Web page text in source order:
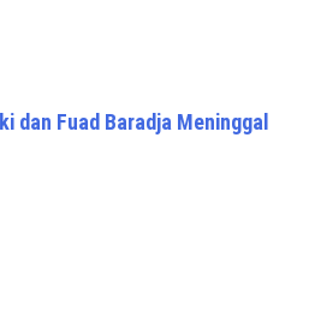
dan Fuad Baradja Meninggal